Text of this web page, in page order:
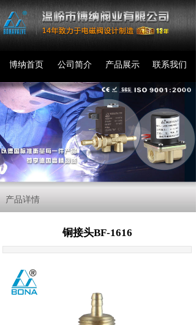
公司简介
博纳首页 联系我们
产品展示
产品详情
铜接头BF-1616